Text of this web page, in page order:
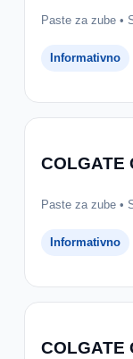
Paste za zube •
Informativno
COLGATE
Paste za zube •
Informativno
COLGATE